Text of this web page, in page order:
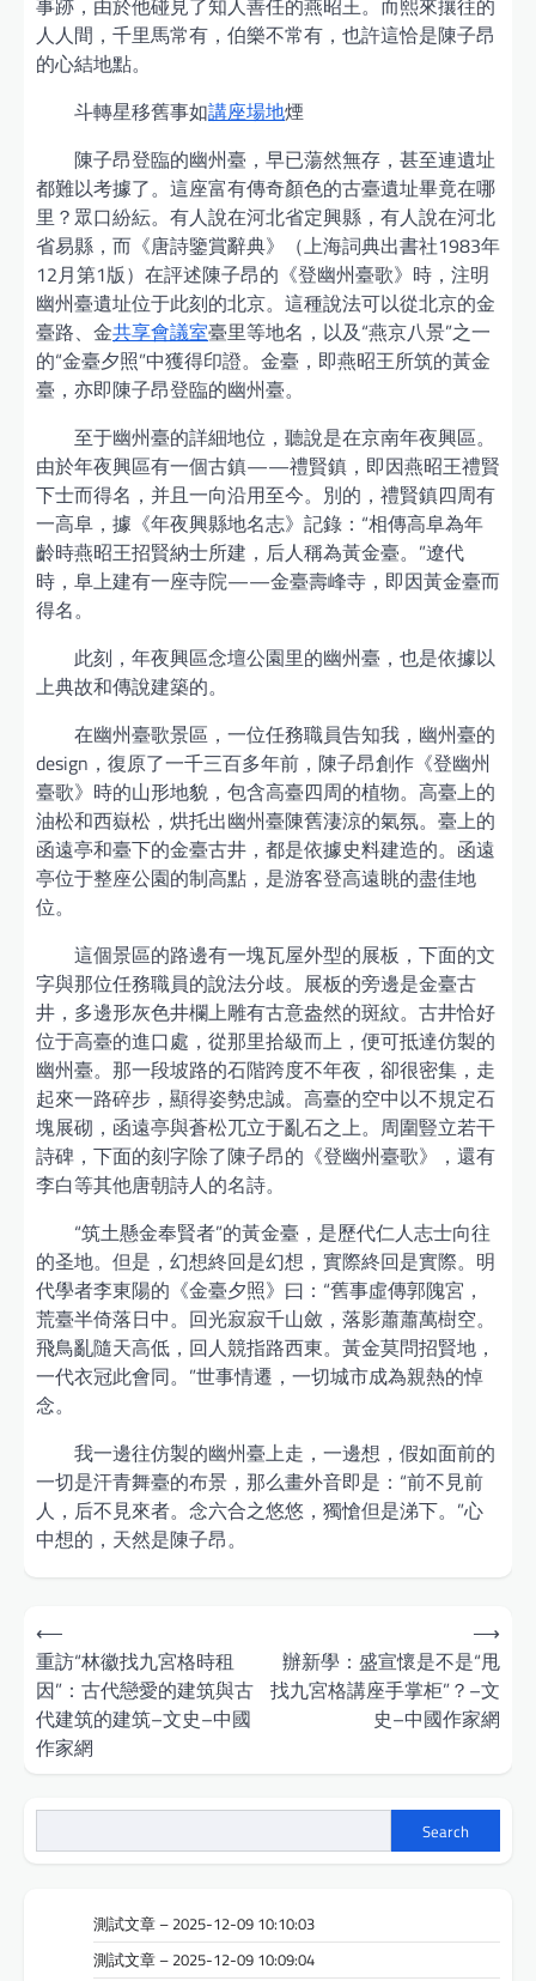
事跡，由於他碰見了知人善任的燕昭王。而熙來攘往的
人人間，千里馬常有，伯樂不常有，也許這恰是陳子昂
的心結地點。
斗轉星移舊事如講座場地煙
陳子昂登臨的幽州臺，早已蕩然無存，甚至連遺址
都難以考據了。這座富有傳奇顏色的古臺遺址畢竟在哪
里？眾口紛紜。有人說在河北省定興縣，有人說在河北
省易縣，而《唐詩鑒賞辭典》（上海詞典出書社1983年
12月第1版）在評述陳子昂的《登幽州臺歌》時，注明
幽州臺遺址位于此刻的北京。這種說法可以從北京的金
臺路、金共享會議室臺里等地名，以及“燕京八景”之一
的“金臺夕照”中獲得印證。金臺，即燕昭王所筑的黃金
臺，亦即陳子昂登臨的幽州臺。
至于幽州臺的詳細地位，聽說是在京南年夜興區。
由於年夜興區有一個古鎮——禮賢鎮，即因燕昭王禮賢
下士而得名，并且一向沿用至今。別的，禮賢鎮四周有
一高阜，據《年夜興縣地名志》記錄：“相傳高阜為年
齡時燕昭王招賢納士所建，后人稱為黃金臺。”遼代
時，阜上建有一座寺院——金臺壽峰寺，即因黃金臺而
得名。
此刻，年夜興區念壇公園里的幽州臺，也是依據以
上典故和傳說建築的。
在幽州臺歌景區，一位任務職員告知我，幽州臺的
design，復原了一千三百多年前，陳子昂創作《登幽州
臺歌》時的山形地貌，包含高臺四周的植物。高臺上的
油松和西嶽松，烘托出幽州臺陳舊淒涼的氣氛。臺上的
函遠亭和臺下的金臺古井，都是依據史料建造的。函遠
亭位于整座公園的制高點，是游客登高遠眺的盡佳地
位。
這個景區的路邊有一塊瓦屋外型的展板，下面的文
字與那位任務職員的說法分歧。展板的旁邊是金臺古
井，多邊形灰色井欄上雕有古意盎然的斑紋。古井恰好
位于高臺的進口處，從那里拾級而上，便可抵達仿製的
幽州臺。那一段坡路的石階跨度不年夜，卻很密集，走
起來一路碎步，顯得姿勢忠誠。高臺的空中以不規定石
塊展砌，函遠亭與蒼松兀立于亂石之上。周圍豎立若干
詩碑，下面的刻字除了陳子昂的《登幽州臺歌》，還有
李白等其他唐朝詩人的名詩。
“筑土懸金奉賢者”的黃金臺，是歷代仁人志士向往
的圣地。但是，幻想終回是幻想，實際終回是實際。明
代學者李東陽的《金臺夕照》曰：“舊事虛傳郭隗宮，
荒臺半倚落日中。回光寂寂千山斂，落影蕭蕭萬樹空。
飛鳥亂隨天高低，回人競指路西東。黃金莫問招賢地，
一代衣冠此會同。”世事情遷，一切城市成為親熱的悼
念。
我一邊往仿製的幽州臺上走，一邊想，假如面前的
一切是汗青舞臺的布景，那么畫外音即是：“前不見前
人，后不見來者。念六合之悠悠，獨愴但是涕下。”心
中想的，天然是陳子昂。
Post
navigation
⟵
重訪“林徽找九宮格時租
因”：古代戀愛的建筑與古
代建筑的建筑–文史–中國
作家網
辦新學：盛宣懷是不是“甩
找九宮格講座手掌柜”？–文
史–中國作家網
⟶
Search
測試文章 – 2025-12-09 10:10:03
測試文章 – 2025-12-09 10:09:04